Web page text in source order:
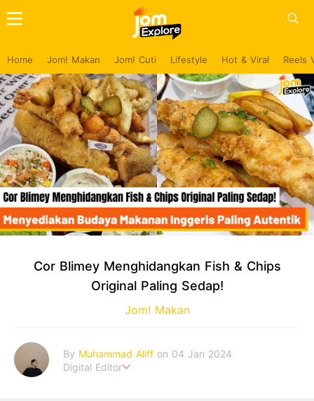
Home Jom! Makan Jom! Cuti Lifestyle Hot & Viral Reels
Cor Blimey Menghidangkan Fish & Chips
Original Paling Sedap!
Jom! Makan
By Muhammad Aliff on 04 Jan 2024
Digital Editor